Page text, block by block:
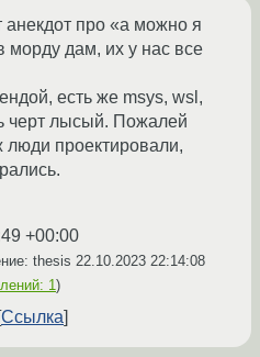
анекдот про «а можно я
морду дам, их у нас все
есть же msys, wsl,
черт лысый. Пожалей
люди проектировали,
+00:00
thesis 22.10.2023 22:14:08
1)
Ссылка